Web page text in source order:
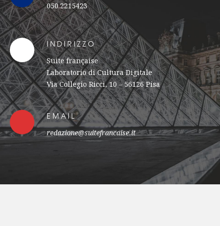
050.2215423
INDIRIZZO
Suite française
Laboratorio di Cultura Digitale
Via Collegio Ricci, 10 – 56126 Pisa
EMAIL
redazione@suitefrancaise.it